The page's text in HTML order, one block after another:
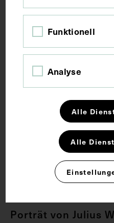
Porträt von Julius
Funktionell
Analyse
Alle
Alle